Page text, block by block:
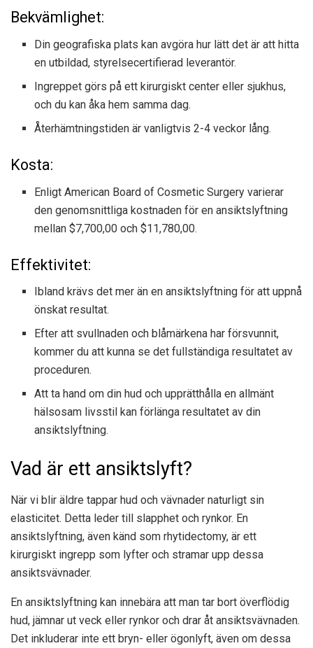
Bekvämlighet:
Din geografiska plats kan avgöra hur lätt det är att hitta
en utbildad, styrelsecertifierad leverantör.
Ingreppet görs på ett kirurgiskt center eller sjukhus,
och du kan åka hem samma dag.
Återhämtningstiden är vanligtvis 2-4 veckor lång.
Kosta:
Enligt American Board of Cosmetic Surgery varierar
den genomsnittliga kostnaden för en ansiktslyftning
mellan $7,700,00 och $11,780,00.
Effektivitet:
Ibland krävs det mer än en ansiktslyftning för att uppnå
önskat resultat.
Efter att svullnaden och blåmärkena har försvunnit,
kommer du att kunna se det fullständiga resultatet av
proceduren.
Att ta hand om din hud och upprätthålla en allmänt
hälsosam livsstil kan förlänga resultatet av din
ansiktslyftning.
Vad är ett ansiktslyft?
När vi blir äldre tappar hud och vävnader naturligt sin
elasticitet. Detta leder till slapphet och rynkor. En
ansiktslyftning, även känd som rhytidectomy, är ett
kirurgiskt ingrepp som lyfter och stramar upp dessa
ansiktsvävnader.
En ansiktslyftning kan innebära att man tar bort överflödig
hud, jämnar ut veck eller rynkor och drar åt ansiktsvävnaden.
Det inkluderar inte ett bryn- eller ögonlyft, även om dessa